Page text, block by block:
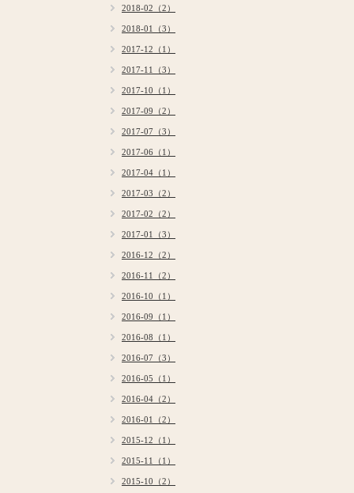
2018-02（2）
2018-01（3）
2017-12（1）
2017-11（3）
2017-10（1）
2017-09（2）
2017-07（3）
2017-06（1）
2017-04（1）
2017-03（2）
2017-02（2）
2017-01（3）
2016-12（2）
2016-11（2）
2016-10（1）
2016-09（1）
2016-08（1）
2016-07（3）
2016-05（1）
2016-04（2）
2016-01（2）
2015-12（1）
2015-11（1）
2015-10（2）